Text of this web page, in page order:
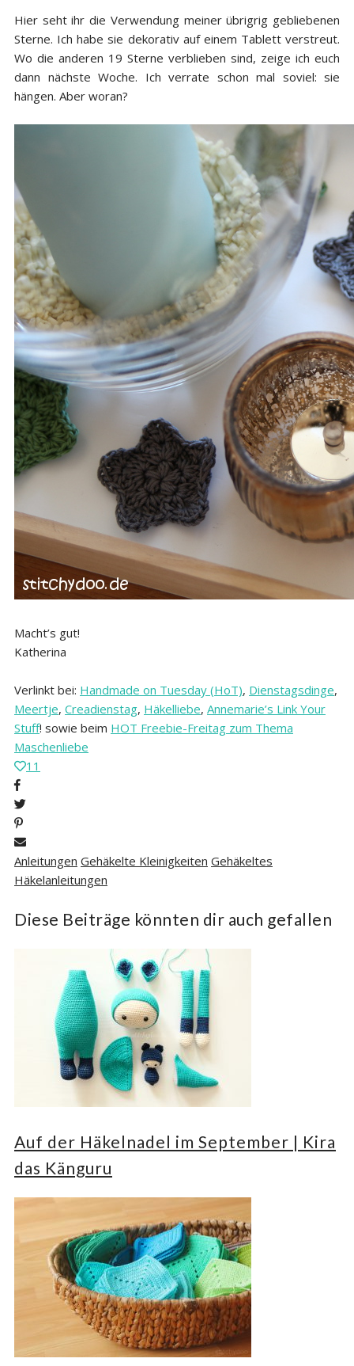
Hier seht ihr die Verwendung meiner übrigrig gebliebenen
Sterne. Ich habe sie dekorativ auf einem Tablett verstreut.
Wo die anderen 19 Sterne verblieben sind, zeige ich euch
dann nächste Woche. Ich verrate schon mal soviel: sie
hängen. Aber woran?
Macht’s gut!
Katherina
Verlinkt bei: Handmade on Tuesday (HoT), Dienstagsdinge,
Meertje, Creadienstag, Häkelliebe, Annemarie’s Link Your
Stuff! sowie beim HOT Freebie-Freitag zum Thema
Maschenliebe
11
Anleitungen Gehäkelte Kleinigkeiten Gehäkeltes
Häkelanleitungen
Diese Beiträge könnten dir auch gefallen
Auf der Häkelnadel im September | Kira
das Känguru